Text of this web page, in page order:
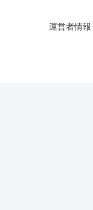
運営者情報